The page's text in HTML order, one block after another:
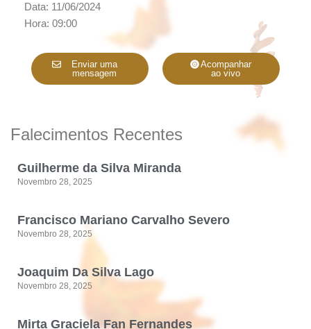
Data: 11/06/2024
Hora: 09:00
Enviar uma
mensagem
Acompanhar
ao vivo
Falecimentos Recentes
Guilherme da Silva Miranda
Novembro 28, 2025
Francisco Mariano Carvalho Severo
Novembro 28, 2025
Joaquim Da Silva Lago
Novembro 28, 2025
Mirta Graciela Fan Fernandes